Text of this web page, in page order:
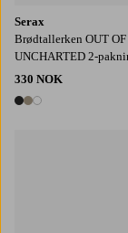
Serax
Brødtallerken OUT
UNCHARTED 2-
330 NOK
3 farger